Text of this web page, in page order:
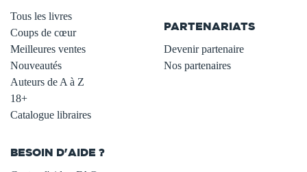
Tous les livres
Coups de cœur
Meilleures ventes
Nouveautés
Auteurs de A à Z
18+
Catalogue libraires
PARTENARIATS
Devenir partenaire
Nos partenaires
BESOIN D'AIDE ?